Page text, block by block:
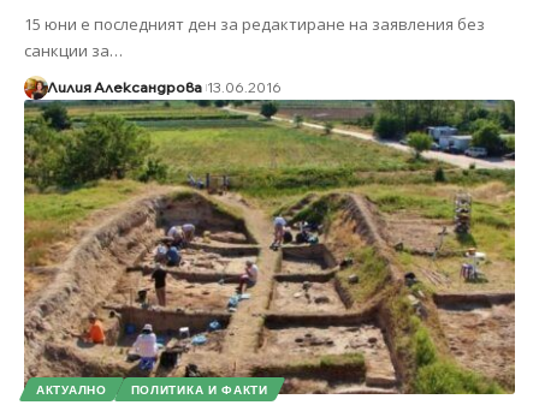
15 юни е последният ден за редактиране на заявления без
санкции за…
Лилия Александрова 13.06.2016
АКТУАЛНО ПОЛИТИКА И ФАКТИ